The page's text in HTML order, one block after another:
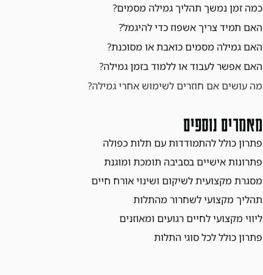
כמה זמן נמשך תהליך גמילה מסמים?
האם תמיד צריך אשפוז כדי להיגמל?
האם גמילה מסמים כואבת או מסוכנת?
האם אפשר לעבוד או ללמוד בזמן גמילה?
מה עושים אם חוזרים לשימוש אחרי גמילה?
מאמרים נוספים
פתרון כולל להתמודדות עם תלות כפולה
פתרונות אישיים בסביבה תומכת ומוגנת
מסגרת מקצועית לשיקום ושינוי אורח חיים
תהליך מקצועי לשחרור מהתלות
ליווי מקצועי לחיים רגועים ומאוזנים
פתרון כולל לכל סוגי התלות